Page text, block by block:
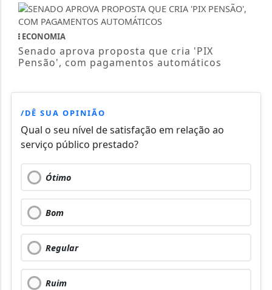
ECONOMIA
Senado aprova proposta que cria 'PIX
Pensão', com pagamentos automáticos
/DÊ SUA OPINIÃO
Qual o seu nível de satisfação em relação ao
serviço público prestado?
Ótimo
Bom
Regular
Ruim